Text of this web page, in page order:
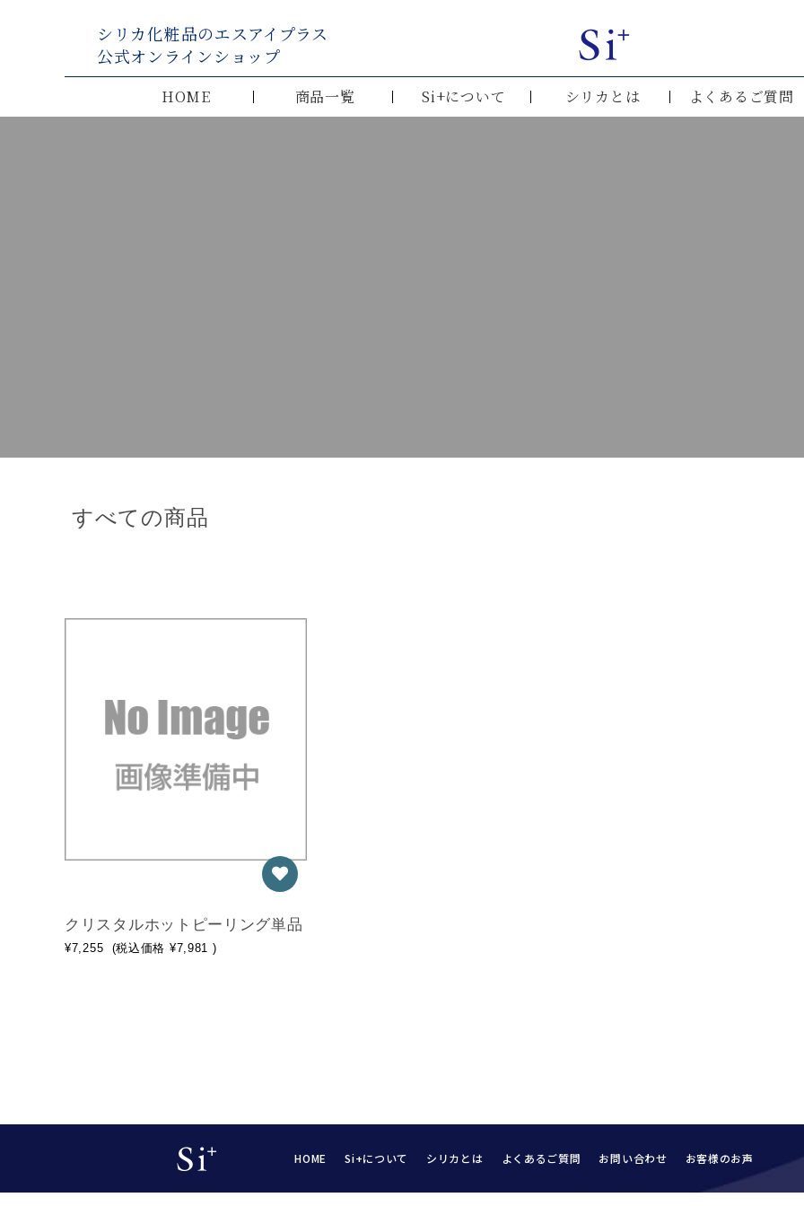
HOME 商品一覧 Si+について シリカとは よくあるご質問
シリカ化粧品のエスアイプラス
公式オンラインショップ
すべての商品
クリスタルホットピーリング単品
¥7,255 (税込価格 ¥7,981 )
HOME Si+について シリカとは よくあるご質問 お問い合わせ お客様のお声